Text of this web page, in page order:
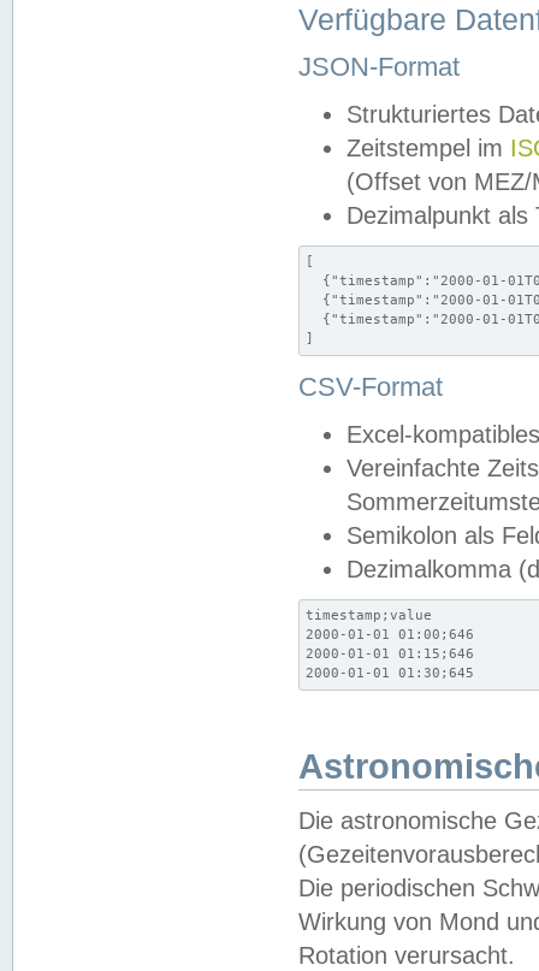
Verfügbare
JSON-Format
Strukturiertes
Zeitstempel im
(Offset von MEZ/
Dezimalpunkt als
[
{"timestamp":"2000-01-
{"timestamp":"2000-01-
{"timestamp":"2000-01-
]
CSV-Format
Excel-
Vereinfachte
Semikolon als
Dezimalkomma
timestamp;value
2000-01-01 01:00;646
2000-01-01 01:15;646
2000-01-01 01:30;645
Die astronomische
Die periodischen
Wirkung von Mond
Rotation verursacht.